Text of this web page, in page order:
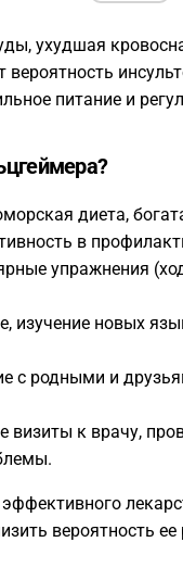
ухудшая
питание и
диета,
в
упражнения
изучение новых
с родными и
визиты к врачу,
вероятность